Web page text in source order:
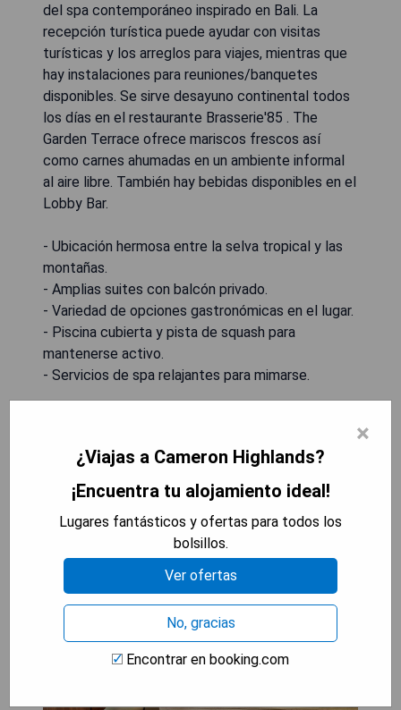
del spa contemporáneo inspirado en Bali. La
recepción turística puede ayudar con visitas
turísticas y los arreglos para viajes, mientras que
hay instalaciones para reuniones/banquetes
disponibles. Se sirve desayuno continental todos
los días en el restaurante Brasserie'85 . The
Garden Terrace ofrece mariscos frescos así
como carnes ahumadas en un ambiente informal
al aire libre. También hay bebidas disponibles en el
Lobby Bar.
- Ubicación hermosa entre la selva tropical y las
montañas.
- Amplias suites con balcón privado.
- Variedad de opciones gastronómicas en el lugar.
- Piscina cubierta y pista de squash para
mantenerse activo.
- Servicios de spa relajantes para mimarse.
Copthorne Cameron Highlands
×
¿Viajas a Cameron Highlands?
¡Encuentra tu alojamiento ideal!
Lugares fantásticos y ofertas para todos los
bolsillos.
Ver ofertas
No, gracias
Encontrar en booking.com